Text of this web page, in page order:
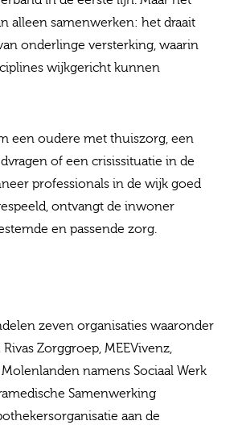
alleen samenwerken: het draait
onderlinge versterking, waarin
wijkgericht kunnen
een oudere met thuiszorg, een
of een crisissituatie in de
professionals in de wijk goed
ontvangt de inwoner
en passende zorg.
zeven organisaties waaronder
Zorggroep, MEEVivenz,
namens Sociaal Werk
Samenwerking
aan de